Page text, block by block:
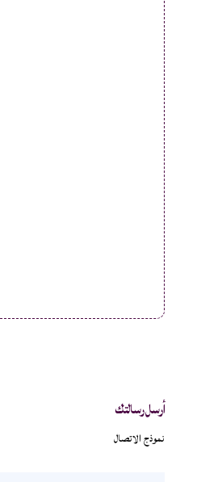
أرسل رسالتك
نموذج الاتصال